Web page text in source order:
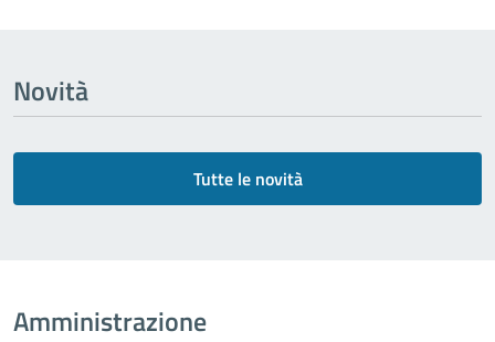
Novità
Tutte le novità
Amministrazione